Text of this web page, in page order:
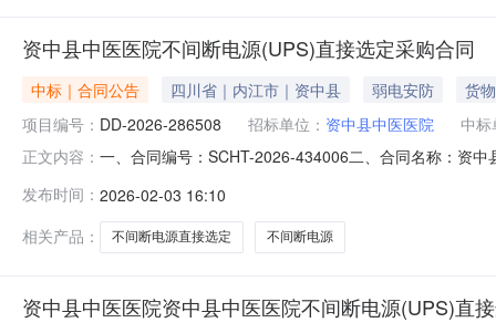
资中县中医医院不间断电源(UPS)直接选定采购合同
中标｜合同公告 四川省｜内江市｜资中县 弱电安防
货物
项目编号： DD-2026-286508 招标单位： 资中县中医医院
中标
正文内容： 一、合同编号：SCHT-2026-434006二、合同名称：资
四川省内江市资中县水南镇成渝上街23号联系方式：
发布时间： 2026-02-03 16:10
相关产品：
不间断电源直接选定 不间断电源
资中县中医医院资中县中医医院不间断电源(UPS)直